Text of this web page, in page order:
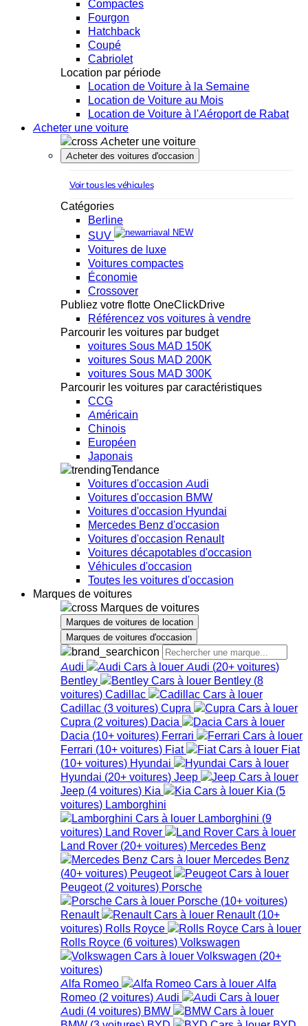
Compactes
Fourgon
Hatchback
Coupé
Cabriolet
Location par période
Location de Voiture à la Semaine
Location de Voiture au Mois
Location de Voiture à l'Aéroport de Rabat
Acheter une voiture
Acheter une voiture
Acheter des voitures d'occasion
Voir tous les véhicules
Catégories
Berline
SUV
NEW
Voitures de luxe
Voitures compactes
Économie
Crossover
Publiez votre flotte OneClickDrive
Référencez vos voitures à vendre
Parcourir les voitures par budget
voitures Sous MAD 150K
voitures Sous MAD 200K
voitures Sous MAD 300K
Parcourir les voitures par caractéristiques
CCG
Américain
Chinois
Européen
Japonais
Tendance
Voitures d'occasion Audi
Voitures d'occasion BMW
Voitures d'occasion Hyundai
Mercedes Benz d'occasion
Voitures d'occasion Renault
Voitures décapotables d'occasion
Véhicules d'occasion
Toutes les voitures d'occasion
Marques de voitures
Marques de voitures
Marques de voitures de location
Marques de voitures d'occasion
Audi Audi (20+ voitures)
Bentley
Bentley (8
voitures) Cadillac
Cadillac (3 voitures) Cupra
Cupra (2 voitures) Dacia
Dacia (10+ voitures) Ferrari
Ferrari (10+ voitures) Fiat
Fiat
(10+ voitures) Hyundai
Hyundai (20+ voitures) Jeep
Jeep (4 voitures) Kia Kia (5
voitures) Lamborghini
Lamborghini (9
voitures) Land Rover
Land Rover (20+ voitures) Mercedes Benz
Mercedes Benz
(40+ voitures) Peugeot
Peugeot (2 voitures) Porsche
Porsche (10+ voitures)
Renault
Renault (10+
voitures) Rolls Royce
Rolls Royce (6 voitures) Volkswagen
Volkswagen (20+
voitures)
Alfa Romeo
Alfa
Romeo (2 voitures) Audi
Audi (4 voitures) BMW